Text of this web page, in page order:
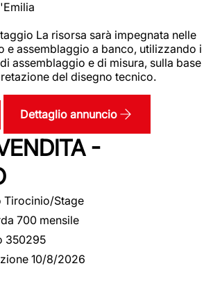
La risorsa sarà impegnata nelle
e assemblaggio a banco, utilizzando i
assemblaggio e di misura, sulla base
del disegno tecnico.
Dettaglio annuncio
-
Tirocinio/Stage
700 mensile
350295
10/8/2026